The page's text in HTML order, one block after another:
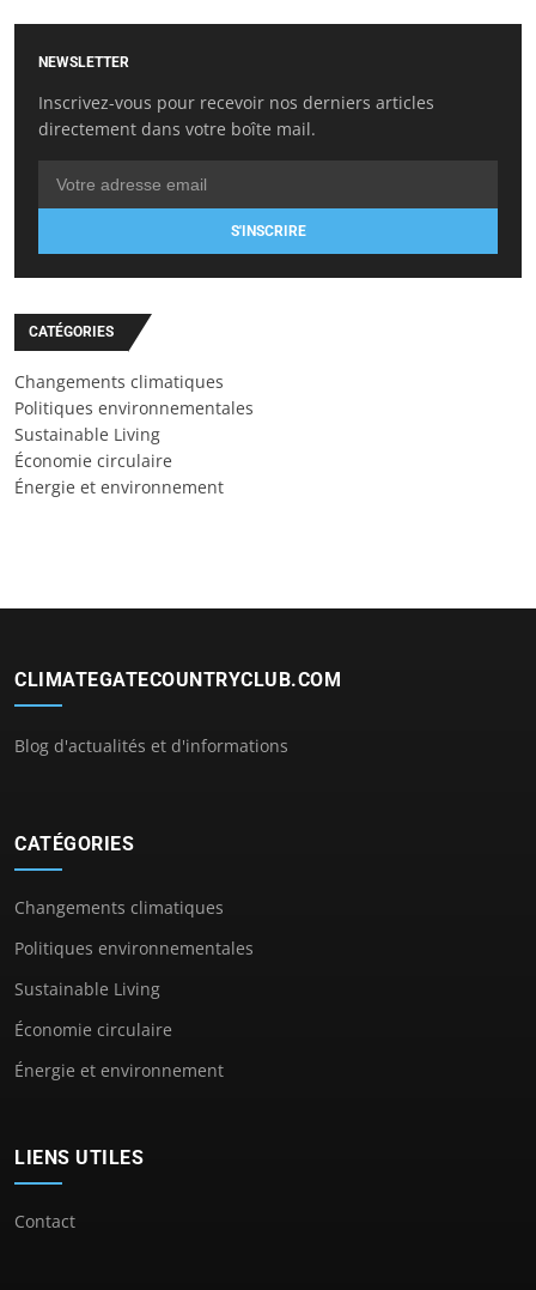
NEWSLETTER
Inscrivez-vous pour recevoir nos derniers articles
directement dans votre boîte mail.
S'INSCRIRE
CATÉGORIES
Changements climatiques
Politiques environnementales
Sustainable Living
Économie circulaire
Énergie et environnement
CLIMATEGATECOUNTRYCLUB.COM
Blog d'actualités et d'informations
CATÉGORIES
Changements climatiques
Politiques environnementales
Sustainable Living
Économie circulaire
Énergie et environnement
LIENS UTILES
Contact